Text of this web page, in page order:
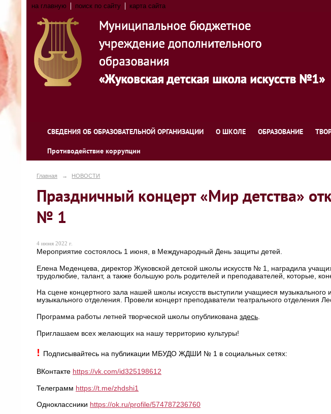
на главную поиск по сайту карта сайта
СВЕДЕНИЯ ОБ ОБРАЗОВАТЕЛЬНОЙ ОРГАНИЗАЦИИ О ШКОЛЕ ОБРАЗОВАНИЕ
Противодействие коррупции
Главная → НОВОСТИ
Праздничный концерт «Мир детства»
№ 1
4 июня 2022 г.
Мероприятие состоялось 1 июня, в Международный День защиты детей.
Елена Меденцева, директор Жуковской детской школы искусств № 1, наградила
трудолюбие, талант, а также большую роль родителей и преподавателей, которые,
На сцене концертного зала нашей школы искусств выступили учащиеся
музыкального отделения. Провели концерт преподаватели театрального отделения
Программа работы летней творческой школы опубликована здесь.
Приглашаем всех желающих на нашу территорию культуры!
! Подписывайтесь на публикации МБУДО ЖДШИ № 1 в социальных сетях:
ВКонтакте https://vk.com/id325198612
Телеграмм https://t.me/zhdshi1
Одноклассники https://ok.ru/profile/574787236760